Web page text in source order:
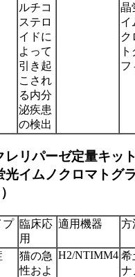
ルチコ
ステロ
イドに
よって
引き起
こされ
る内分
泌疾患
の検出
晶
イ
ク
フ
レリパーゼ定量キッ
光イムノクロマトグ
プ 臨床応
用
適用機器 方
猫の急
性およ
H2/NTIMM4 希
ナ